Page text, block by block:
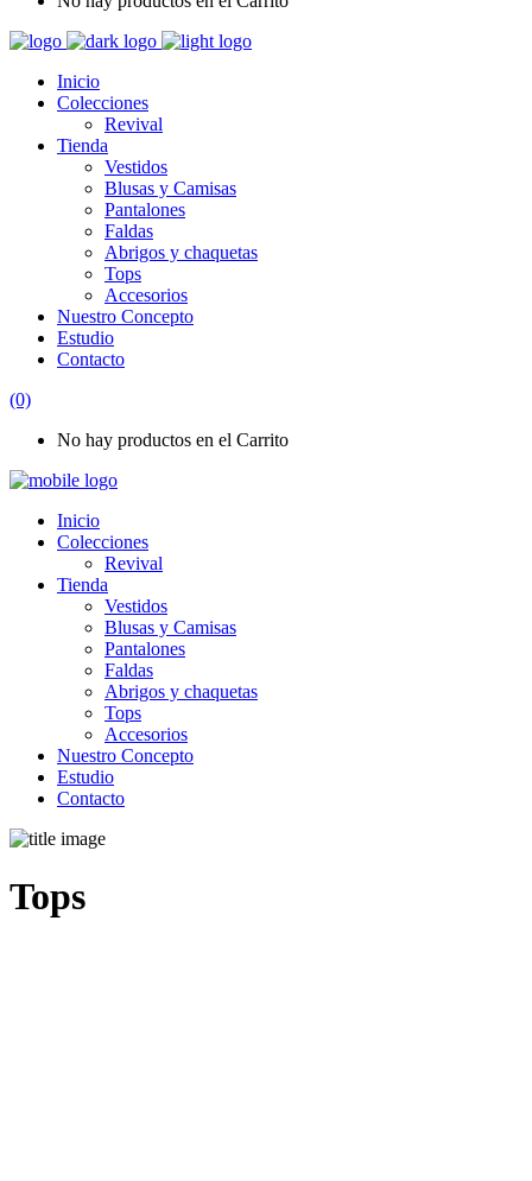
Inicio
Colecciones
Revival
Tienda
Vestidos
Blusas y Camisas
Pantalones
Faldas
Abrigos y chaquetas
Tops
Accesorios
Nuestro Concepto
Estudio
Contacto
(0)
No hay productos en el Carrito
Inicio
Colecciones
Revival
Tienda
Vestidos
Blusas y Camisas
Pantalones
Faldas
Abrigos y chaquetas
Tops
Accesorios
Nuestro Concepto
Estudio
Contacto
Tops